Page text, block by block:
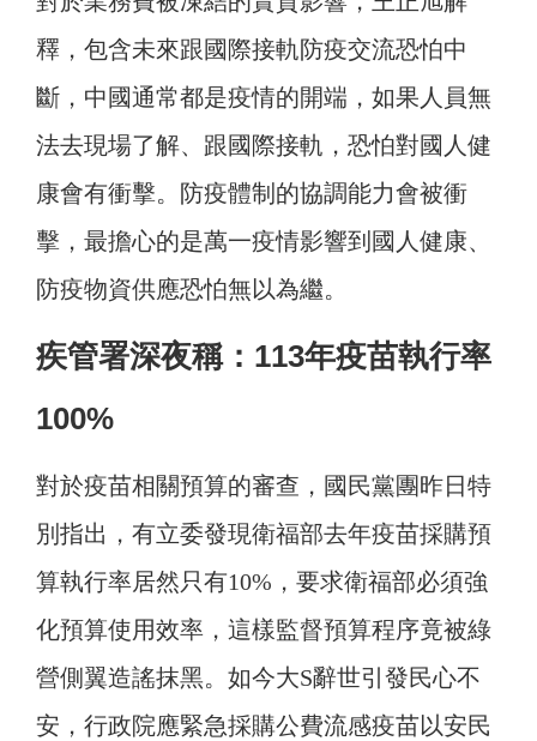
釋，包含未來跟國際接軌防疫交流恐怕中
斷，中國通常都是疫情的開端，如果人員無
法去現場了解、跟國際接軌，恐怕對國人健
康會有衝擊。防疫體制的協調能力會被衝
擊，最擔心的是萬一疫情影響到國人健康、
防疫物資供應恐怕無以為繼。
疾管署深夜稱：113年疫苗執行率
100%
對於疫苗相關預算的審查，國民黨團昨日特
別指出，有立委發現衛福部去年疫苗採購預
算執行率居然只有10%，要求衛福部必須強
化預算使用效率，這樣監督預算程序竟被綠
營側翼造謠抹黑。如今大S辭世引發民心不
安，行政院應緊急採購公費流感疫苗以安民